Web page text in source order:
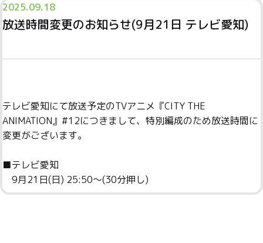
2025.09.18
放送時間変更のお知らせ(9月21日 テレビ愛知)
テレビ愛知にて放送予定のTVアニメ『CITY THE
ANIMATION』#12につきまして、特別編成のため放送時間に
変更がございます。
■テレビ愛知
9月21日(日) 25:50～(30分押し)